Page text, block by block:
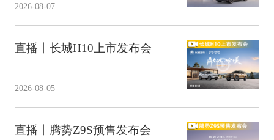
2026-08-07
直播丨长城H10上市发布会
2026-08-05
直播丨腾势Z9S预售发布会